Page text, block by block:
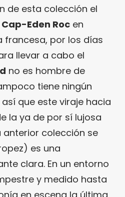
de esta colección el
Eden Roc en
francesa, por los días
llevar a cabo el
no es hombre de
tiene ningún
que este viraje hacia
la ya de por sí lujosa
colección se
es una
clara. En un entorno
y medido hasta